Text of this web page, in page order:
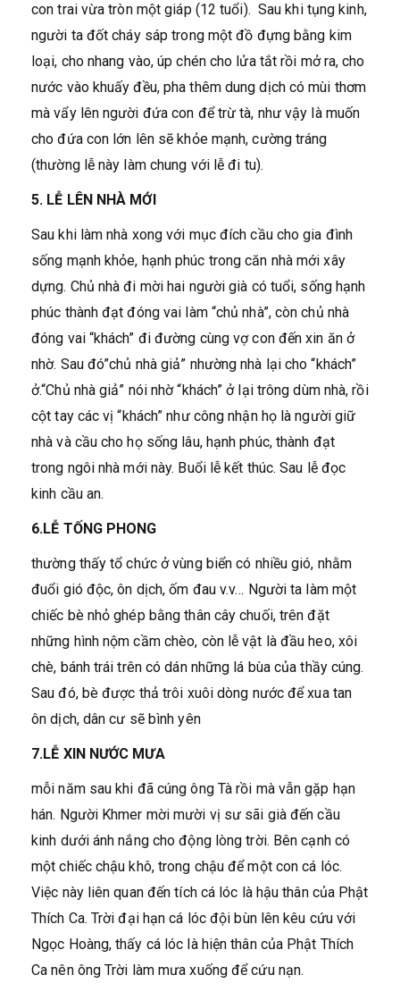
con trai vừa tròn một giáp (12 tuổi). Sau khi tụng kinh,
người ta đốt cháy sáp trong một đồ đựng bằng kim
loại, cho nhang vào, úp chén cho lửa tắt rồi mở ra, cho
nước vào khuấy đều, pha thêm dung dịch có mùi thơm
mà vẩy lên người đứa con để trừ tà, như vậy là muốn
cho đứa con lớn lên sẽ khỏe mạnh, cường tráng
(thường lễ này làm chung với lễ đi tu).
5. LỄ LÊN NHÀ MỚI
Sau khi làm nhà xong với mục đích cầu cho gia đình
sống mạnh khỏe, hạnh phúc trong căn nhà mới xây
dựng. Chủ nhà đi mời hai người già có tuổi, sống hạnh
phúc thành đạt đóng vai làm “chủ nhà”, còn chủ nhà
đóng vai “khách” đi đường cùng vợ con đến xin ăn ở
nhờ. Sau đó”chủ nhà giả” nhường nhà lại cho “khách”
ở.“Chủ nhà giả” nói nhờ “khách” ở lại trông dùm nhà, rồi
cột tay các vị “khách” như công nhận họ là người giữ
nhà và cầu cho họ sống lâu, hạnh phúc, thành đạt
trong ngôi nhà mới này. Buổi lễ kết thúc. Sau lễ đọc
kinh cầu an.
6.LỄ TỐNG PHONG
thường thấy tổ chức ở vùng biển có nhiều gió, nhằm
đuổi gió độc, ôn dịch, ốm đau v.v… Người ta làm một
chiếc bè nhỏ ghép bằng thân cây chuối, trên đặt
những hình nộm cầm chèo, còn lễ vật là đầu heo, xôi
chè, bánh trái trên có dán những lá bùa của thầy cúng.
Sau đó, bè được thả trôi xuôi dòng nước để xua tan
ôn dịch, dân cư sẽ bình yên
7.LỄ XIN NƯỚC MƯA
mỗi năm sau khi đã cúng ông Tà rồi mà vẫn gặp hạn
hán. Người Khmer mời mười vị sư sãi già đến cầu
kinh dưới ánh nắng cho động lòng trời. Bên cạnh có
một chiếc chậu khô, trong chậu để một con cá lóc.
Việc này liên quan đến tích cá lóc là hậu thân của Phật
Thích Ca. Trời đại hạn cá lóc đội bùn lên kêu cứu với
Ngọc Hoàng, thấy cá lóc là hiện thân của Phật Thích
Ca nên ông Trời làm mưa xuống để cứu nạn.